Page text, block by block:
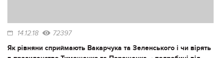
14.12.18 72397
Як рівняни сприймають Вакарчука та Зеленського і чи вірять